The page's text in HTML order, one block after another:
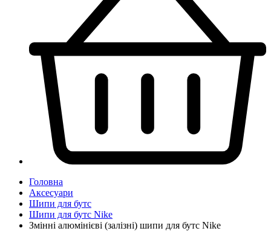
Головна
Аксесуари
Шипи для бутс
Шипи для бутс Nike
Змінні алюмінієві (залізні) шипи для бутс Nike